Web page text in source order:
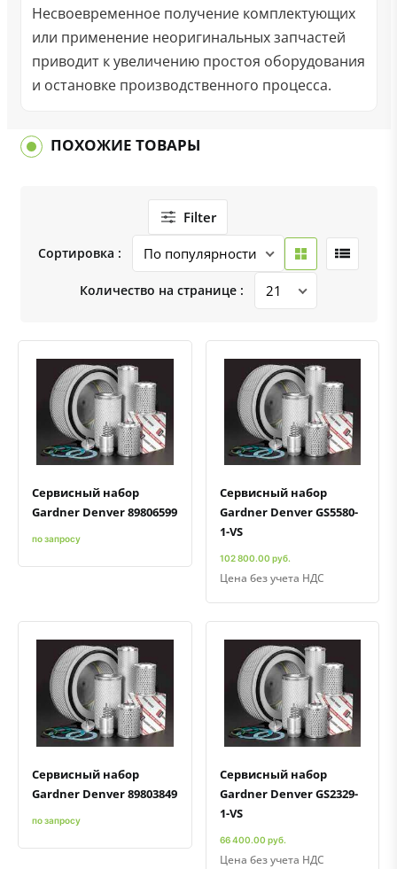
Несвоевременное получение комплектующих
или применение неоригинальных запчастей
приводит к увеличению простоя оборудования
и остановке производственного процесса.
ПОХОЖИЕ ТОВАРЫ
Filter
Сортировка :
Количество на странице :
Быстрый просмотрДобавить к сравнению
Добавить в избранное
Сервисный набор
Gardner Denver 89806599
по запросу
Быстрый просмотрДобавить к сравнению
Добавить в избранное
Сервисный набор
Gardner Denver GS5580-
1-VS
102 800.00 руб.
Цена без учета НДС
Быстрый просмотрДобавить к сравнению
Добавить в избранное
Сервисный набор
Gardner Denver 89803849
по запросу
Быстрый просмотрДобавить к сравнению
Добавить в избранное
Сервисный набор
Gardner Denver GS2329-
1-VS
66 400.00 руб.
Цена без учета НДС